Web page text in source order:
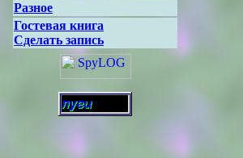
Разное
Гостевая книга
Сделать запись